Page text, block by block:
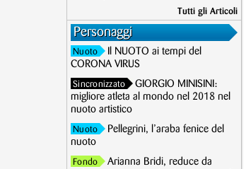
Tutti gli Articoli
Personaggi
Nuoto
Il NUOTO ai tempi del
CORONA VIRUS
Sincronizzato
GIORGIO MINISINI:
migliore atleta al mondo nel 2018 nel
nuoto artistico
Nuoto
Pellegrini, l’araba fenice del
nuoto
Fondo
Arianna Bridi, reduce da